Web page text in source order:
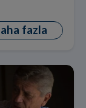
fazla